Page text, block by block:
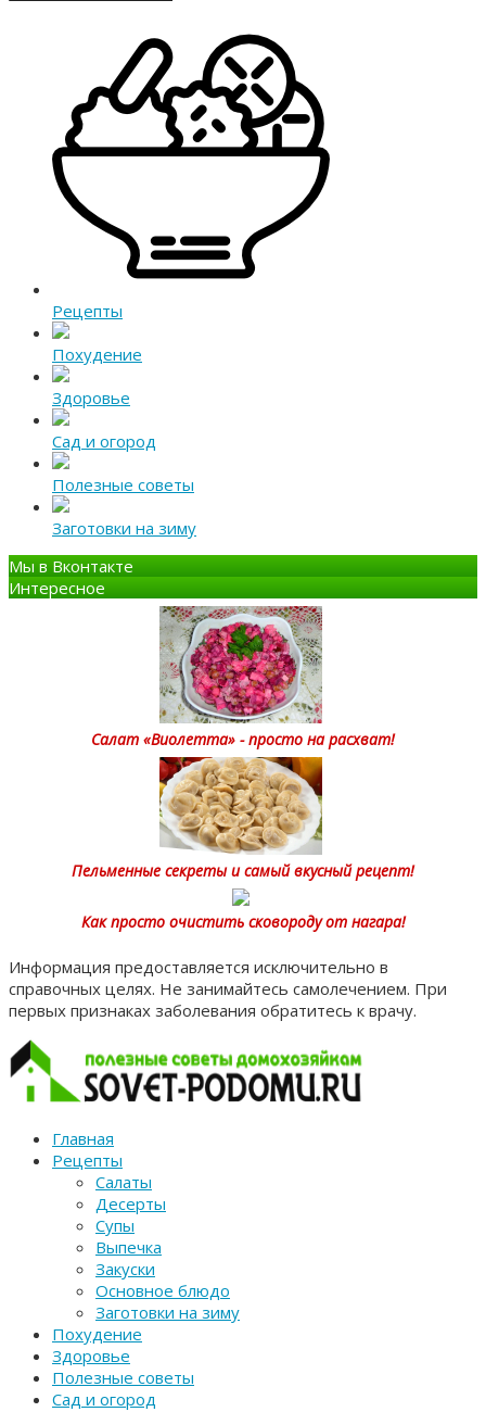
Рецепты
Похудение
Здоровье
Сад и огород
Полезные советы
Заготовки на зиму
Мы в Вконтакте
Интересное
Салат «Виолетта» - просто на расхват!
Пельменные секреты и самый вкусный рецепт!
Как просто очистить сковороду от нагара!
Информация предоставляется исключительно в
справочных целях. Не занимайтесь самолечением. При
первых признаках заболевания обратитесь к врачу.
Главная
Рецепты
Салаты
Десерты
Супы
Выпечка
Закуски
Основное блюдо
Заготовки на зиму
Похудение
Здоровье
Полезные советы
Сад и огород